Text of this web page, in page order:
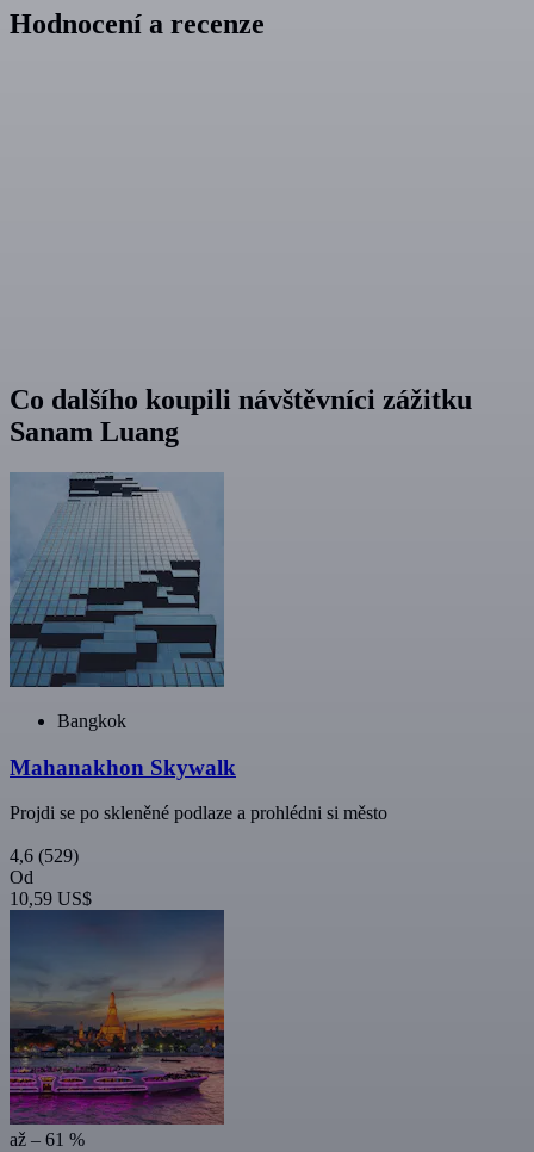
Hodnocení a recenze
Co dalšího koupili návštěvníci zážitku
Sanam Luang
Bangkok
Mahanakhon Skywalk
Projdi se po skleněné podlaze a prohlédni si město
4,6 (529)
Od
10,59 US$
až – 61 %